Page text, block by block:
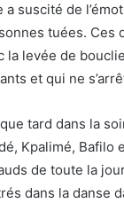
a suscité de
tuées. Ces
la levée de
et qui ne
tard dans la
Kpalimé,
de toute la
dans la danse